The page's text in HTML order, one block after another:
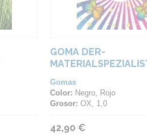
GOMA DER-
Gomas
Color: Negro, Rojo
Grosor: OX, 1,0
42,90 €